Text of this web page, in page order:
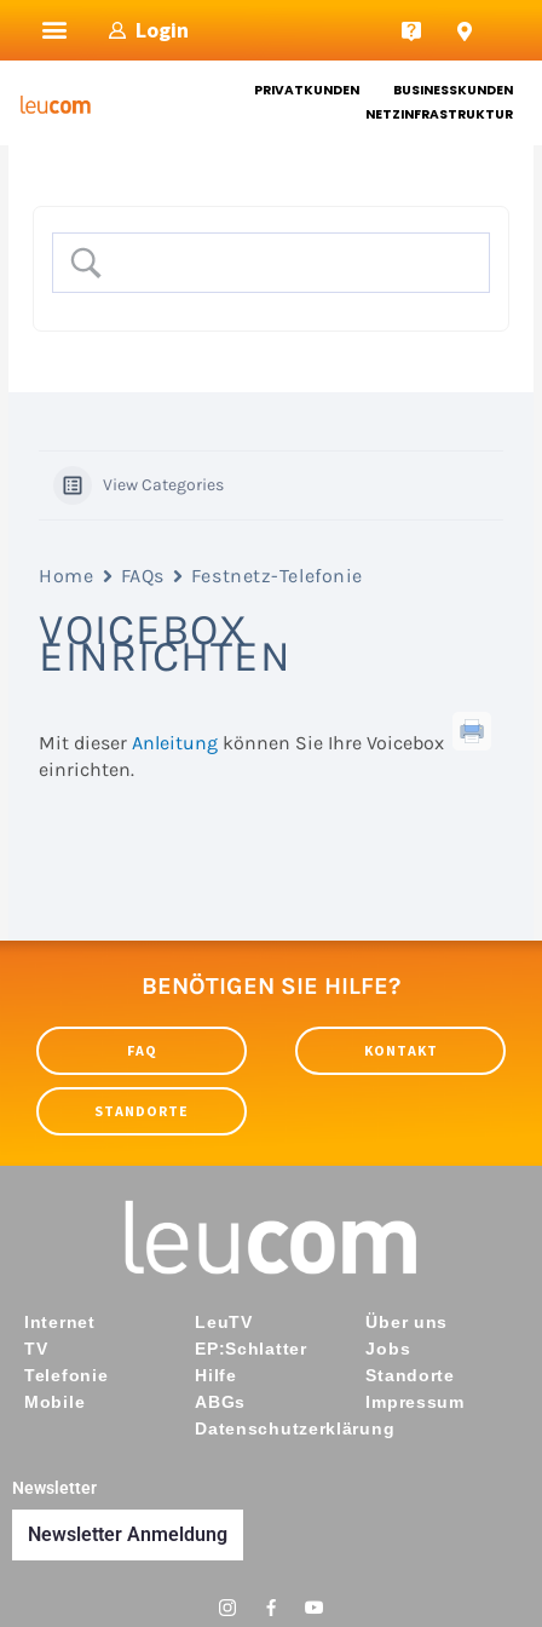
Inhalt
springen
Login
PRIVATKUNDEN
BUSINESSKUNDEN
NETZINFRASTRUKTUR
View Categories
Home FAQs Festnetz-Telefonie
VOICEBOX
EINRICHTEN
Mit dieserAnleitung können Sie Ihre Voicebox
einrichten.
BENÖTIGEN SIE HILFE?
FAQ KONTAKT
STANDORTE
Internet
TV
Telefonie
Mobile
LeuTV
EP:Schlatter
Hilfe
ABGs
Datenschutzerklärung
Über uns
Jobs
Standorte
Impressum
Newsletter
Newsletter Anmeldung
o